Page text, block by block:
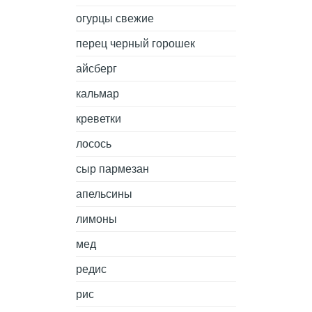
огурцы свежие
перец черный горошек
айсберг
кальмар
креветки
лосось
сыр пармезан
апельсины
лимоны
мед
редис
рис